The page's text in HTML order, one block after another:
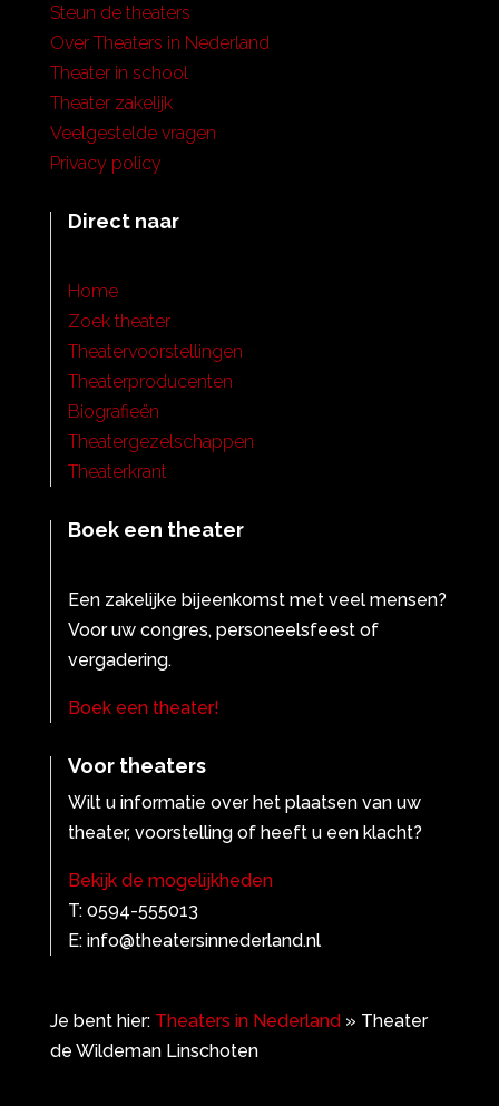
Steun de theaters
Over Theaters in Nederland
Theater in school
Theater zakelijk
Veelgestelde vragen
Privacy policy
Direct naar
Home
Zoek theater
Theatervoorstellingen
Theaterproducenten
Biografieën
Theatergezelschappen
Theaterkrant
Boek een theater
Een zakelijke bijeenkomst met veel mensen?
Voor uw congres, personeelsfeest of
vergadering.
Boek een theater!
Voor theaters
Wilt u informatie over het plaatsen van uw
theater, voorstelling of heeft u een klacht?
Bekijk de mogelijkheden
T: 0594-555013
E: info@theatersinnederland.nl
Je bent hier: Theaters in Nederland» Theater
de Wildeman Linschoten